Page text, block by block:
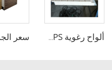
ألواح رغوية EPS مقاومة للماء ألواح عازلة معدنية لوحة فاصلة للجدار من الصانع الصيني